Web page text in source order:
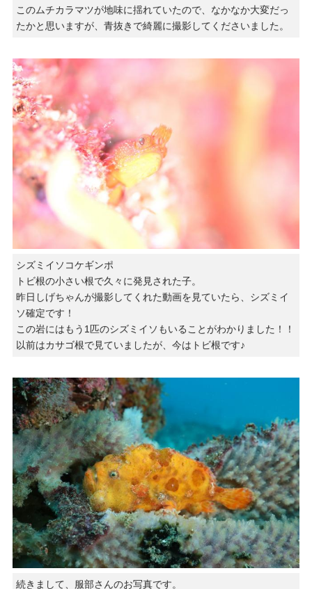
このムチカラマツが地味に揺れていたので、なかなか大変だっ
たかと思いますが、青抜きで綺麗に撮影してくださいました。
シズミイソコケギンポ
トビ根の小さい根で久々に発見された子。
昨日しげちゃんが撮影してくれた動画を見ていたら、シズミイ
ソ確定です！
この岩にはもう1匹のシズミイソもいることがわかりました！！
以前はカサゴ根で見ていましたが、今はトビ根です♪
続きまして、服部さんのお写真です。